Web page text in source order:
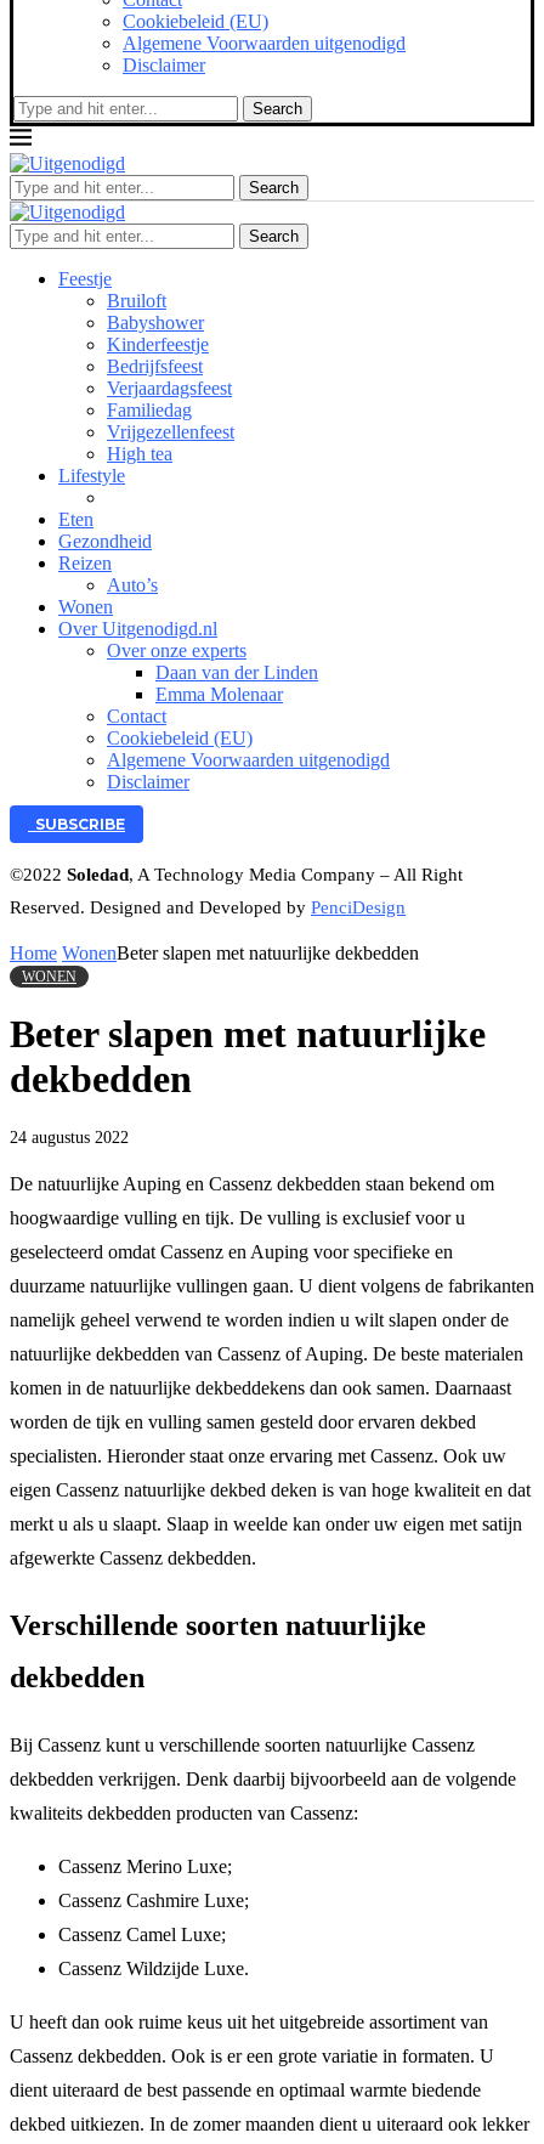
Cookiebeleid (EU)
Algemene Voorwaarden uitgenodigd
Disclaimer
Search
Search
Search
Feestje
Bruiloft
Babyshower
Kinderfeestje
Bedrijfsfeest
Verjaardagsfeest
Familiedag
Vrijgezellenfeest
High tea
Lifestyle
Eten
Gezondheid
Reizen
Auto’s
Wonen
Over Uitgenodigd.nl
Over onze experts
Daan van der Linden
Emma Molenaar
Contact
Cookiebeleid (EU)
Algemene Voorwaarden uitgenodigd
Disclaimer
SUBSCRIBE
©2022 Soledad, A Technology Media Company – All Right
Reserved. Designed and Developed by PenciDesign
Home WonenBeter slapen met natuurlijke dekbedden
WONEN
Beter slapen met natuurlijke
dekbedden
24 augustus 2022
De natuurlijke Auping en Cassenz dekbedden staan bekend om
hoogwaardige vulling en tijk. De vulling is exclusief voor u
geselecteerd omdat Cassenz en Auping voor specifieke en
duurzame natuurlijke vullingen gaan. U dient volgens de fabrikanten
namelijk geheel verwend te worden indien u wilt slapen onder de
natuurlijke dekbedden van Cassenz of Auping. De beste materialen
komen in de natuurlijke dekbeddekens dan ook samen. Daarnaast
worden de tijk en vulling samen gesteld door ervaren dekbed
specialisten. Hieronder staat onze ervaring met Cassenz. Ook uw
eigen Cassenz natuurlijke dekbed deken is van hoge kwaliteit en dat
merkt u als u slaapt. Slaap in weelde kan onder uw eigen met satijn
afgewerkte Cassenz dekbedden.
Verschillende soorten natuurlijke
dekbedden
Bij Cassenz kunt u verschillende soorten natuurlijke Cassenz
dekbedden verkrijgen. Denk daarbij bijvoorbeeld aan de volgende
kwaliteits dekbedden producten van Cassenz:
Cassenz Merino Luxe;
Cassenz Cashmire Luxe;
Cassenz Camel Luxe;
Cassenz Wildzijde Luxe.
U heeft dan ook ruime keus uit het uitgebreide assortiment van
Cassenz dekbedden. Ook is er een grote variatie in formaten. U
dient uiteraard de best passende en optimaal warmte biedende
dekbed uitkiezen. In de zomer maanden dient u uiteraard ook lekker